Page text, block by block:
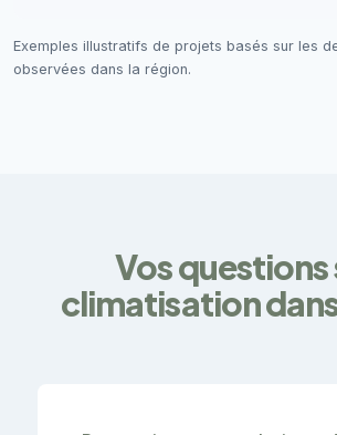
Exemples illustratifs de projets basés sur les
observées dans la région.
Vos questions
climatisation